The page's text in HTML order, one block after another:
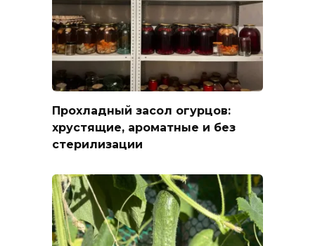
Прохладный засол огурцов:
хрустящие, ароматные и без
стерилизации